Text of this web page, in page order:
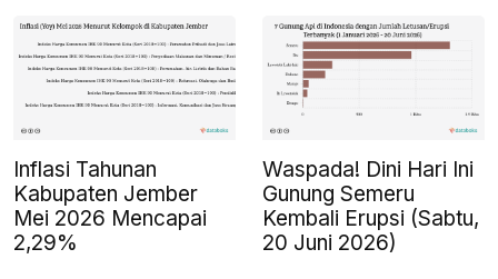
Inflasi Tahunan
Kabupaten Jember
Mei 2026 Mencapai
2,29%
Waspada! Dini Hari Ini
Gunung Semeru
Kembali Erupsi (Sabtu,
20 Juni 2026)